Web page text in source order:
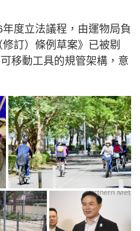
度立法議程，由運物局負
訂）條例草案》已被剔
移動工具的規管架構，意